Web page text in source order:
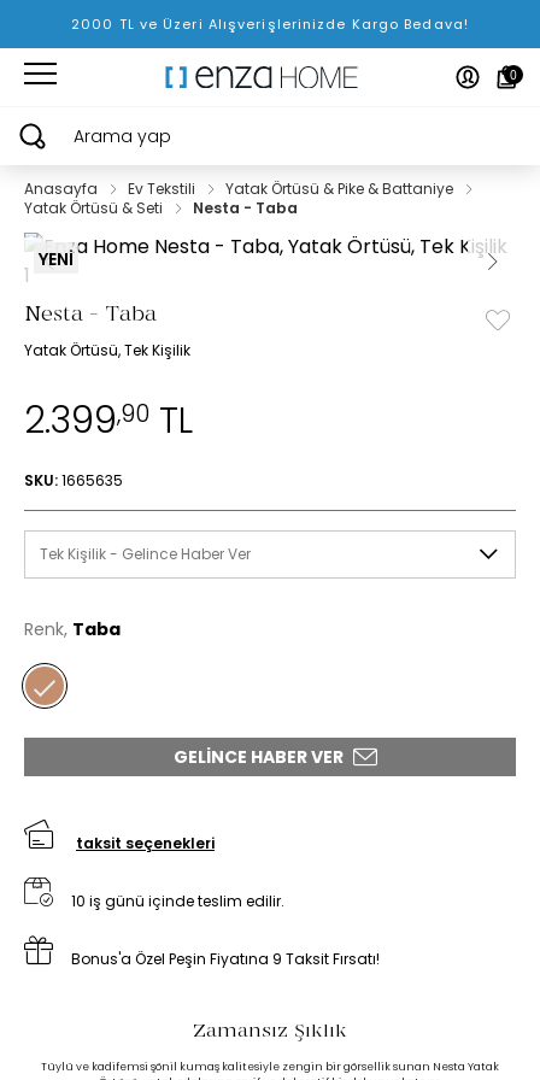
2000 TL ve Üzeri Alışverişlerinizde Kargo Bedava!
0
Arama yap
Anasayfa Ev Tekstili
Yatak Örtüsü & Pike & Battaniye
Yatak Örtüsü & Seti
Nesta - Taba
YENİ
Nesta - Taba
Yatak Örtüsü, Tek Kişilik
2.399,90 TL
SKU:1665635
Tek Kişilik - Gelince Haber Ver
Renk, Taba
GELINCE HABER VER
taksit seçenekleri
10 iş günü içinde teslim edilir.
Bonus'a Özel Peşin Fiyatına 9 Taksit Fırsatı!
Zamansız Şıklık
Tüylü ve kadifemsi şönil kumaş kalitesiyle zengin bir görsellik sunan Nesta Yatak